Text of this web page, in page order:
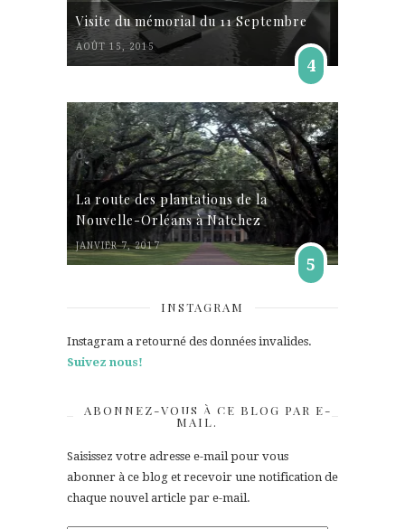
Visite du mémorial du 11 Septembre
AOÛT 15, 2015
4
La route des plantations de la
Nouvelle-Orléans à Natchez
JANVIER 7, 2017
5
INSTAGRAM
Instagram a retourné des données invalides.
Suivez nous!
ABONNEZ-VOUS À CE BLOG PAR E-
MAIL.
Saisissez votre adresse e-mail pour vous
abonner à ce blog et recevoir une notification de
chaque nouvel article par e-mail.